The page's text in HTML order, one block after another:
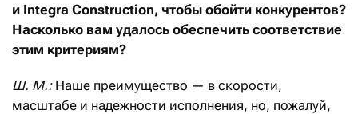
и Integra Construction, чтобы обойти конкурентов?
Насколько вам удалось обеспечить соответствие
этим критериям?
Ш. М.:Наше преимущество — в скорости,
масштабе и надежности исполнения, но, пожалуй,